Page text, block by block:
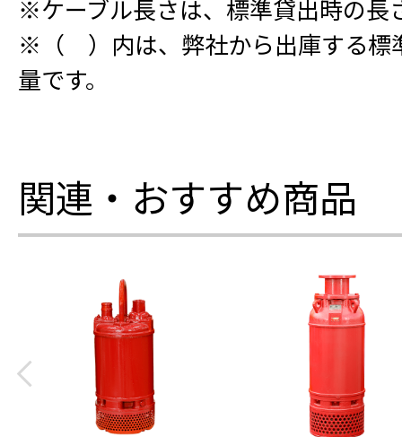
※ケーブル長さは、標準貸出時の長
※（ ）内は、弊社から出庫する標
量です。
関連・おすすめ商品